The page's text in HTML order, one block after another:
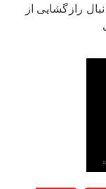
رازگشایی از